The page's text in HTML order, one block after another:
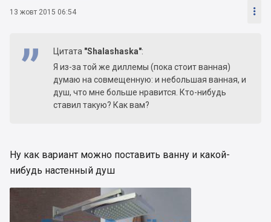
13 жовт 2015 06:54 
Цитата "Shalashaska":
Я из-за той же диллемы (пока стоит ванная)
думаю на совмещенную: и небольшая ванная, и
душ, что мне больше нравится. Кто-нибудь
ставил такую? Как вам?
Ну как вариант можно поставить ванну и какой-
нибудь настенный душ